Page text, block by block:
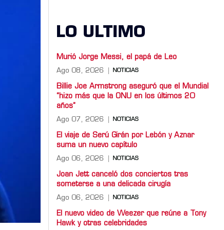
LO ULTIMO
Murió Jorge Messi, el papá de Leo
Ago 08, 2026 NOTICIAS
Billie Joe Armstrong aseguró que el Mundial
“hizo más que la ONU en los últimos 20
años”
Ago 07, 2026 NOTICIAS
El viaje de Serú Girán por Lebón y Aznar
suma un nuevo capítulo
Ago 06, 2026 NOTICIAS
Joan Jett canceló dos conciertos tras
someterse a una delicada cirugía
Ago 06, 2026 NOTICIAS
El nuevo video de Weezer que reúne a Tony
Hawk y otras celebridades